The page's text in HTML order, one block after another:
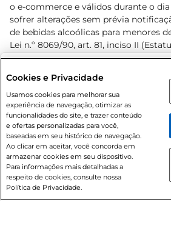
Rio de Janeiro (RJ) Goiás (GO)
Ou
Caso queira comprar online, informe
suas compras:
Entrega em casa
o e-commerce e válidos durante o
sofrer alterações sem prévia
de bebidas alcoólicas para menores
Lei n.º 8069/90, art. 81, inciso II
Adolescente). Preços e condições
prévio. O valor mínimo para as
80,00.
© 2026 Copyright. Todos
reservados
Cookies e Privacidade
Usamos cookies para melhorar sua
experiência de navegação, otimizar as
funcionalidades do site, e trazer conteúdo
e ofertas personalizadas para você,
baseadas em seu histórico de navegação.
Ao clicar em aceitar, você concorda em
armazenar cookies em seu dispositivo.
Para informações mais detalhadas a
respeito de cookies, consulte nossa
Política de Privacidade.